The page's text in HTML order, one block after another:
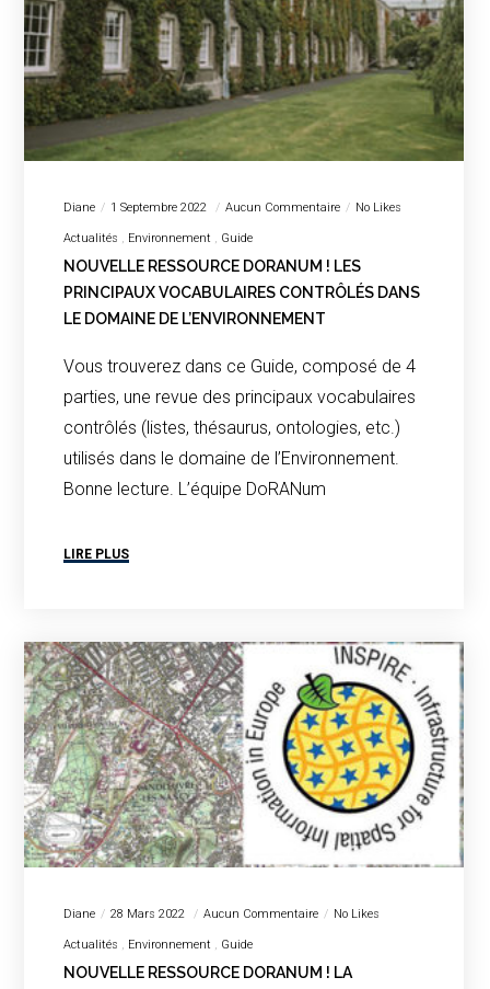
Diane 1 Septembre 2022 Aucun Commentaire No Likes
Actualités Environnement Guide
NOUVELLE RESSOURCE DORANUM ! LES
PRINCIPAUX VOCABULAIRES CONTRÔLÉS DANS
LE DOMAINE DE L’ENVIRONNEMENT
Vous trouverez dans ce Guide, composé de 4
parties, une revue des principaux vocabulaires
contrôlés (listes, thésaurus, ontologies, etc.)
utilisés dans le domaine de l’Environnement.
Bonne lecture. L’équipe DoRANum
LIRE PLUS
Diane 28 Mars 2022 Aucun Commentaire No Likes
Actualités Environnement Guide
NOUVELLE RESSOURCE DORANUM ! LA